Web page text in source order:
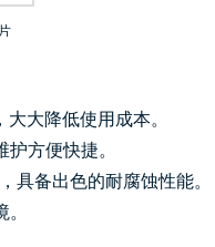
大降低使用成本。
方便快捷。
具备出色的耐腐蚀性能。